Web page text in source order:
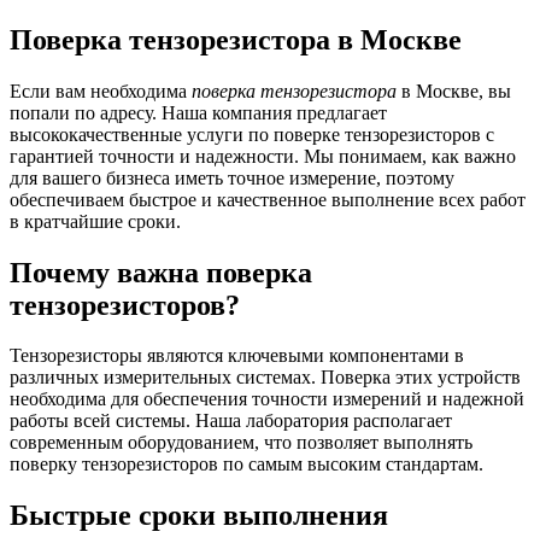
Поверка тензорезистора в Москве
Если вам необходима поверка тензорезистора в Москве, вы
попали по адресу. Наша компания предлагает
высококачественные услуги по поверке тензорезисторов с
гарантией точности и надежности. Мы понимаем, как важно
для вашего бизнеса иметь точное измерение, поэтому
обеспечиваем быстрое и качественное выполнение всех работ
в кратчайшие сроки.
Почему важна поверка
тензорезисторов?
Тензорезисторы являются ключевыми компонентами в
различных измерительных системах. Поверка этих устройств
необходима для обеспечения точности измерений и надежной
работы всей системы. Наша лаборатория располагает
современным оборудованием, что позволяет выполнять
поверку тензорезисторов по самым высоким стандартам.
Быстрые сроки выполнения